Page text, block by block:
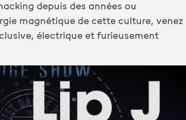
depuis des années ou
magnétique de cette culture, venez
électrique et furieusement